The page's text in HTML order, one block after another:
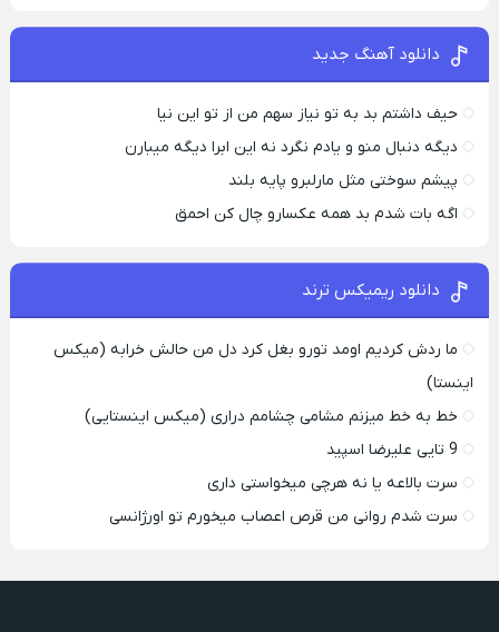
دانلود آهنگ جدید
حیف داشتم بد به تو نیاز سهم من از تو این نیا
دیگه دنبال منو و یادم نگرد نه این ابرا دیگه میبارن
پیشم سوختی مثل مارلبرو پایه بلند
اگه بات شدم بد همه عکسارو چال کن احمق
دانلود ریمیکس ترند
ما ردش کردیم اومد تورو بغل کرد دل من حالش خرابه (میکس
اینستا)
خط به خط میزنم مشامی چشامم دراری (میکس اینستایی)
9 تایی علیرضا اسپید
سرت بالاعه یا نه هرچی میخواستی داری
سرت شدم روانی من قرص اعصاب میخورم تو اورژانسی